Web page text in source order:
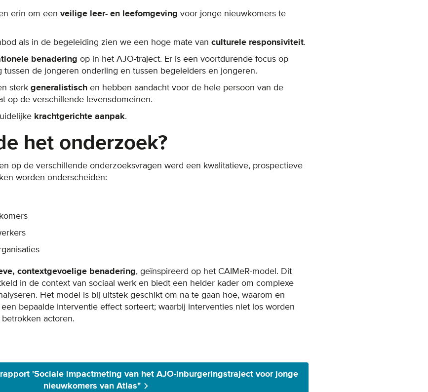
erin om een veilige leer- en leefomgeving voor jonge nieuwkomers te
als in de begeleiding zien we een hoge mate van culturele responsiviteit.
benadering op in het AJO-traject. Er is een voortdurende focus op
de jongeren onderling en tussen begeleiders en jongeren.
sterk generalistisch en hebben aandacht voor de hele persoon van de
op de verschillende levensdomeinen.
krachtgerichte aanpak.
het onderzoek?
op de verschillende onderzoeksvragen werd een kwalitatieve, prospectieve
worden onderscheiden:
contextgevoelige benadering, geïnspireerd op het CAIMeR-model. Dit
in de context van sociaal werk en biedt een helder kader om complexe
Het model is bij uitstek geschikt om na te gaan hoe, waarom en
bepaalde interventie effect sorteert; waarbij interventies niet los worden
actoren.
'Sociale impactmeting van het AJO-inburgeringstraject voor jonge
nieuwkomers van Atlas"